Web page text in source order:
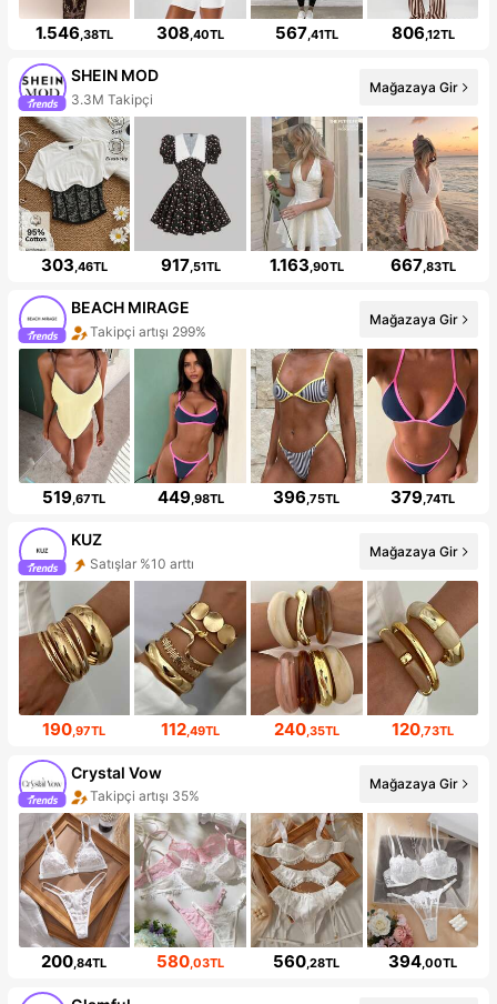
1.546,38TL 308,40TL 567,41TL 806,12TL
SHEIN MOD
3.3M Takipçi
Mağazaya Gir
303,46TL 917,51TL 1.163,90TL 667,83TL
BEACH MIRAGE
Takipçi artışı 299%
Mağazaya Gir
519,67TL 449,98TL 396,75TL 379,74TL
KUZ
Satışlar %10 arttı
Mağazaya Gir
190,97TL 112,49TL 240,35TL 120,73TL
Crystal Vow
Takipçi artışı 35%
Mağazaya Gir
200,84TL 580,03TL 560,28TL 394,00TL